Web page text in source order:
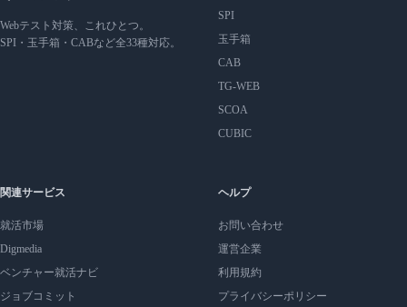
Webテスト対策、これひとつ。
SPI・玉手箱・CABなど全33種対応。
SPI
玉手箱
CAB
TG-WEB
SCOA
CUBIC
関連サービス
就活市場
Digmedia
ベンチャー就活ナビ
ジョブコミット
ヘルプ
お問い合わせ
運営企業
利用規約
プライバシーポリシー